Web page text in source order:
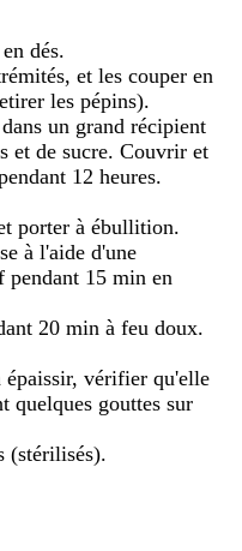
dés.
et les couper en
les pépins).
un grand récipient
et de sucre. Couvrir et
12 heures.
porter à ébullition.
à l'aide d'une
15 min en
20 min à feu doux.
épaissir, vérifier qu'elle
quelques gouttes sur
(stérilisés).